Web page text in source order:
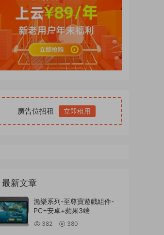
廣告位招租 立即租用
最新文章
漁樂系列-至尊寶遊戲組件-
PC+安卓+蘋果3端
382 380